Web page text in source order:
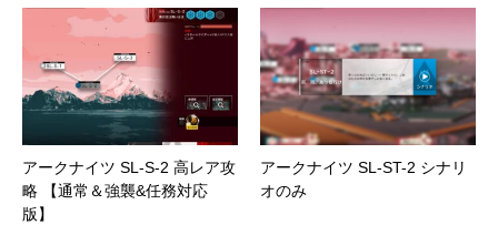
アークナイツ SL-S-2 高レア攻
略 【通常＆強襲&任務対応
版】
アークナイツ SL-ST-2 シナリ
オのみ